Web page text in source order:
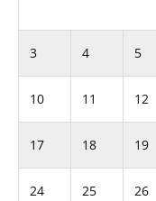
3 4 5
10 11 12
17 18 19
24 25 26